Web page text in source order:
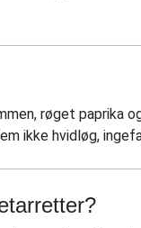
røget paprika
ikke hvidløg,